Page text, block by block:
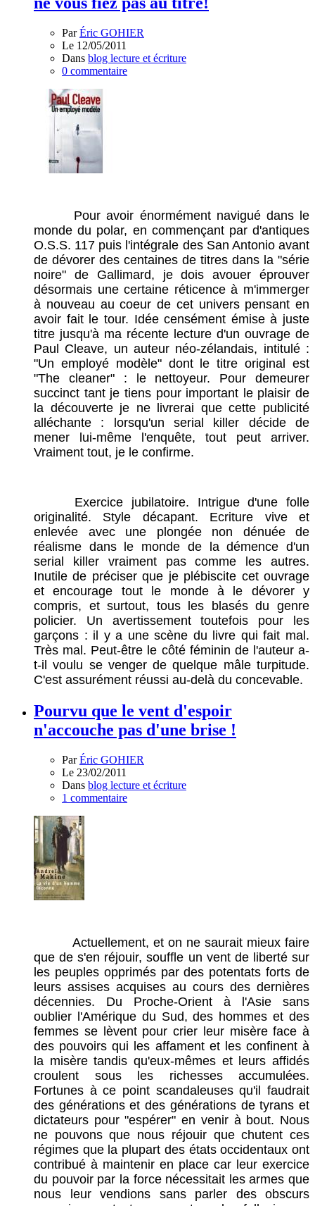
ParÉric GOHIER
Le 12/05/2011
Dans blog lecture et écriture
0 commentaire
Pour avoir énormément navigué dans le
monde du polar, en commençant par d'antiques
O.S.S. 117 puis l'intégrale des San Antonio avant
de dévorer des centaines de titres dans la "série
noire" de Gallimard, je dois avouer éprouver
désormais une certaine réticence à m'immerger
à nouveau au coeur de cet univers pensant en
avoir fait le tour. Idée censément émise à juste
titre jusqu'à ma récente lecture d'un ouvrage de
Paul Cleave, un auteur néo-zélandais, intitulé :
"Un employé modèle" dont le titre original est
"The cleaner" : le nettoyeur. Pour demeurer
succinct tant je tiens pour important le plaisir de
la découverte je ne livrerai que cette publicité
alléchante : lorsqu'un serial killer décide de
mener lui-même l'enquête, tout peut arriver.
Vraiment tout, je le confirme.
Exercice jubilatoire. Intrigue d'une folle
originalité. Style décapant. Ecriture vive et
enlevée avec une plongée non dénuée de
réalisme dans le monde de la démence d'un
serial killer vraiment pas comme les autres.
Inutile de préciser que je plébiscite cet ouvrage
et encourage tout le monde à le dévorer y
compris, et surtout, tous les blasés du genre
policier. Un avertissement toutefois pour les
garçons : il y a une scène du livre qui fait mal.
Très mal. Peut-être le côté féminin de l'auteur a-
t-il voulu se venger de quelque mâle turpitude.
C'est assurément réussi au-delà du concevable.
Pourvu que le vent d'espoir
n'accouche pas d'une brise !
ParÉric GOHIER
Le 23/02/2011
Dans blog lecture et écriture
1 commentaire
Actuellement, et on ne saurait mieux faire
que de s'en réjouir, souffle un vent de liberté sur
les peuples opprimés par des potentats forts de
leurs assises acquises au cours des dernières
décennies. Du Proche-Orient à l'Asie sans
oublier l'Amérique du Sud, des hommes et des
femmes se lèvent pour crier leur misère face à
des pouvoirs qui les affament et les confinent à
la misère tandis qu'eux-mêmes et leurs affidés
croulent sous les richesses accumulées.
Fortunes à ce point scandaleuses qu'il faudrait
des générations et des générations de tyrans et
dictateurs pour "espérer" en venir à bout. Nous
ne pouvons que nous réjouir que chutent ces
régimes que la plupart des états occidentaux ont
contribué à maintenir en place car leur exercice
du pouvoir par la force nécessitait les armes que
nous leur vendions sans parler des obscurs